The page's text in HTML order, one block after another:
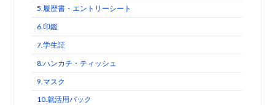
5.履歴書・エントリーシート
6.印鑑
7.学生証
8.ハンカチ・ティッシュ
9.マスク
10.就活用バック